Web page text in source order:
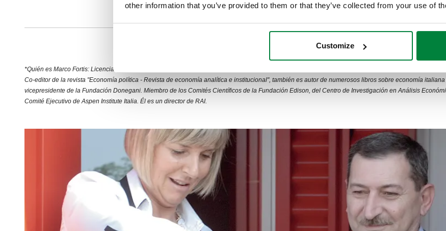
other information that you’ve provided to them or that they’ve collected from your use of
Customize
BUEN ANIVERSARIO CUBOROSSO, BUEN ANIVERSARIO A
*Quién es Marco Fortis: Licenciado en Ciencias Políticas, es director y vicepresidente de la Fundación Edison. Es profesor de Economía Industrial y
Co-editor de la revista "Economía política - Revista de economía analítica e institucional", también es autor de numerosos libros sobre economía
vicepresidente de la Fundación Donegani. Miembro de los Comités Científicos de la Fundación Edison, del Centro de Investigación en Análisis
Comité Ejecutivo de Aspen Institute Italia. Él es un director de RAI.